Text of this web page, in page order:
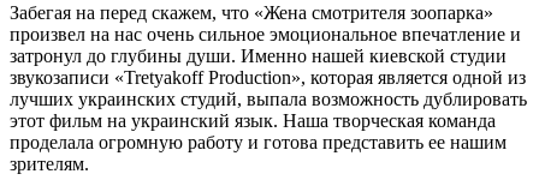
Забегая на перед скажем, что «Жена смотрителя зоопарка»
произвел на нас очень сильное эмоциональное впечатление и
затронул до глубины души. Именно нашей киевской студии
звукозаписи «Tretyakoff Production», которая является одной из
лучших украинских студий, выпала возможность дублировать
этот фильм на украинский язык. Наша творческая команда
проделала огромную работу и готова представить ее нашим
зрителям.